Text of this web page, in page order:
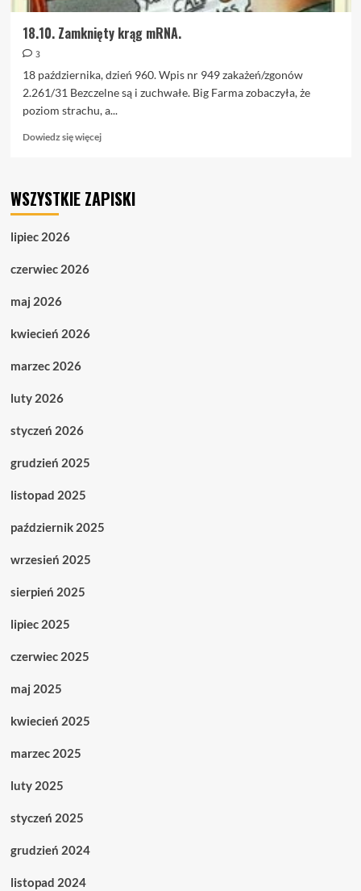
18.10. Zamknięty krąg mRNA.
3
18 października, dzień 960. Wpis nr 949 zakażeń/zgonów
2.261/31 Bezczelne są i zuchwałe. Big Farma zobaczyła, że
poziom strachu, a...
Dowiedz się więcejDowiedz
18.10.
WSZYSTKIE ZAPISKI
lipiec 2026
czerwiec 2026
maj 2026
kwiecień 2026
marzec 2026
luty 2026
styczeń 2026
grudzień 2025
listopad 2025
październik 2025
wrzesień 2025
sierpień 2025
lipiec 2025
czerwiec 2025
maj 2025
kwiecień 2025
marzec 2025
luty 2025
styczeń 2025
grudzień 2024
listopad 2024